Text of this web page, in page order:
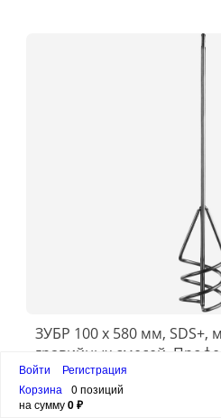
ЗУБР 100 x 580 мм, SDS+,
гравийных смесей,
60)
820 ₽
Войти
Регистрация
Корзина
0 позиций
на сумму0 ₽